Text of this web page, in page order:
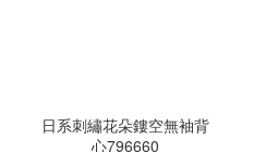
日系刺繡花朵鏤空無袖背
心796660